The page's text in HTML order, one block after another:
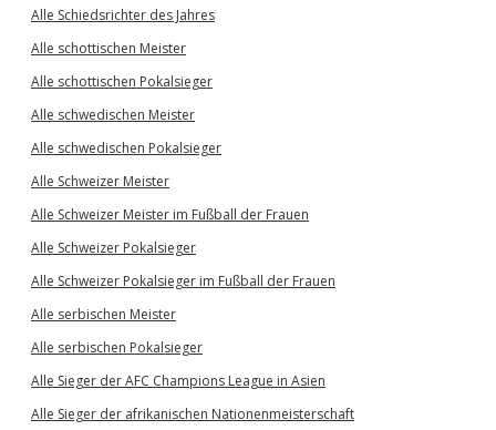
Alle Schiedsrichter des Jahres
Alle schottischen Meister
Alle schottischen Pokalsieger
Alle schwedischen Meister
Alle schwedischen Pokalsieger
Alle Schweizer Meister
Alle Schweizer Meister im Fußball der Frauen
Alle Schweizer Pokalsieger
Alle Schweizer Pokalsieger im Fußball der Frauen
Alle serbischen Meister
Alle serbischen Pokalsieger
Alle Sieger der AFC Champions League in Asien
Alle Sieger der afrikanischen Nationenmeisterschaft